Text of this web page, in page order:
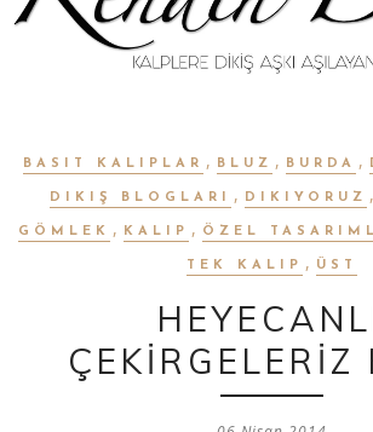
BASIT KALIPLAR , BLUZ , BURDA ,
DIKIŞ BLOGLARI , DIKIYORUZ ,
GÖMLEK , KALIP , ÖZEL
TEK KALIP , ÜST
ÇEKİRGELERİZ